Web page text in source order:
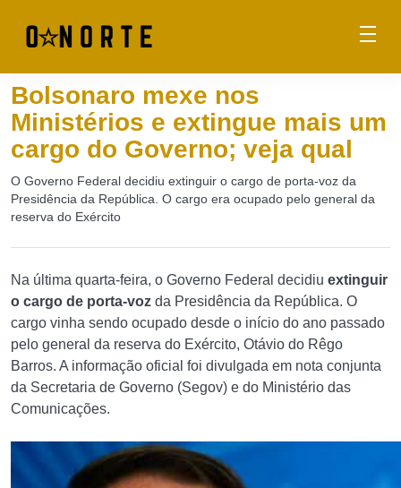
Bolsonaro mexe nos
Ministérios e extingue mais um
cargo do Governo; veja qual
O Governo Federal decidiu extinguir o cargo de porta-voz da
Presidência da República. O cargo era ocupado pelo general da
reserva do Exército
Na última quarta-feira, o Governo Federal decidiu extinguir
o cargo de porta-voz da Presidência da República. O
cargo vinha sendo ocupado desde o início do ano passado
pelo general da reserva do Exército, Otávio do Rêgo
Barros. A informação oficial foi divulgada em nota conjunta
da Secretaria de Governo (Segov) e do Ministério das
Comunicações.